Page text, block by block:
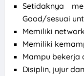
Setidaknya
Good/sesuai
Memiliki
Memiliki
Mampu bekerja
Disiplin, jujur